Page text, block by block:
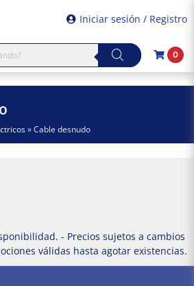
Iniciar sesión / Registro
0
»Cable desnudo
- Precios sujetos a cambios
válidas hasta agotar existencias.